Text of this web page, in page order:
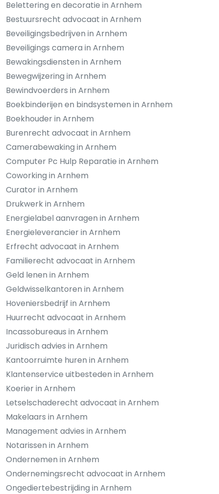
Belettering en decoratie in Arnhem
Bestuursrecht advocaat in Arnhem
Beveiligingsbedrijven in Arnhem
Beveiligings camera in Arnhem
Bewakingsdiensten in Arnhem
Bewegwijzering in Arnhem
Bewindvoerders in Arnhem
Boekbinderijen en bindsystemen in Arnhem
Boekhouder in Arnhem
Burenrecht advocaat in Arnhem
Camerabewaking in Arnhem
Computer Pc Hulp Reparatie in Arnhem
Coworking in Arnhem
Curator in Arnhem
Drukwerk in Arnhem
Energielabel aanvragen in Arnhem
Energieleverancier in Arnhem
Erfrecht advocaat in Arnhem
Familierecht advocaat in Arnhem
Geld lenen in Arnhem
Geldwisselkantoren in Arnhem
Hoveniersbedrijf in Arnhem
Huurrecht advocaat in Arnhem
Incassobureaus in Arnhem
Juridisch advies in Arnhem
Kantoorruimte huren in Arnhem
Klantenservice uitbesteden in Arnhem
Koerier in Arnhem
Letselschaderecht advocaat in Arnhem
Makelaars in Arnhem
Management advies in Arnhem
Notarissen in Arnhem
Ondernemen in Arnhem
Ondernemingsrecht advocaat in Arnhem
Ongediertebestrijding in Arnhem